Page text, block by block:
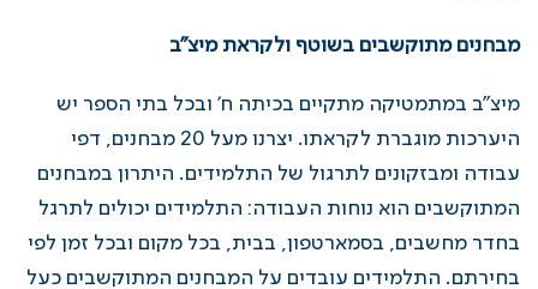
מבחנים מתוקשבים בשוטף ולקראת מיצ"ב
מיצ"ב במתמטיקה מתקיים בכיתה ח' ובכל בתי הספר יש
היערכות מוגברת לקראתו. יצרנו מעל 20 מבחנים, דפי
עבודה ומבזקונים לתרגול של התלמידים. היתרון במבחנים
המתוקשבים הוא נוחות העבודה: התלמידים יכולים לתרגל
בחדר מחשבים, בסמארטפון, בבית, בכל מקום ובכל זמן לפי
בחירתם. התלמידים עובדים על המבחנים המתוקשבים כעל